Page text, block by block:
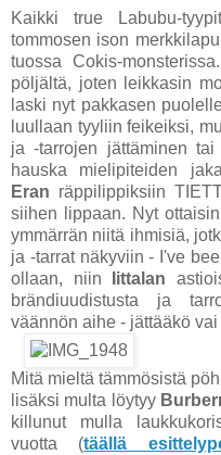
Kaikki true Labubu-
tommosen ison
tuossa Cokis-
pöljältä, joten leikkasin
laski nyt pakkasen
luullaan tyyliin feikeiksi,
ja -tarrojen jättäminen
hauska mielipiteiden
Eran räppilippiksiin
siihen lippaan. Nyt
ymmärrän niitä ihmisiä,
ja -tarrat näkyviin - I've
ollaan, niin
Iittalan
brändiuudistusta ja
väännön aihe - jättääkö vai
Mitä mieltä tämmösistä
lisäksi multa löytyy
killunut mulla
vuotta (täällä